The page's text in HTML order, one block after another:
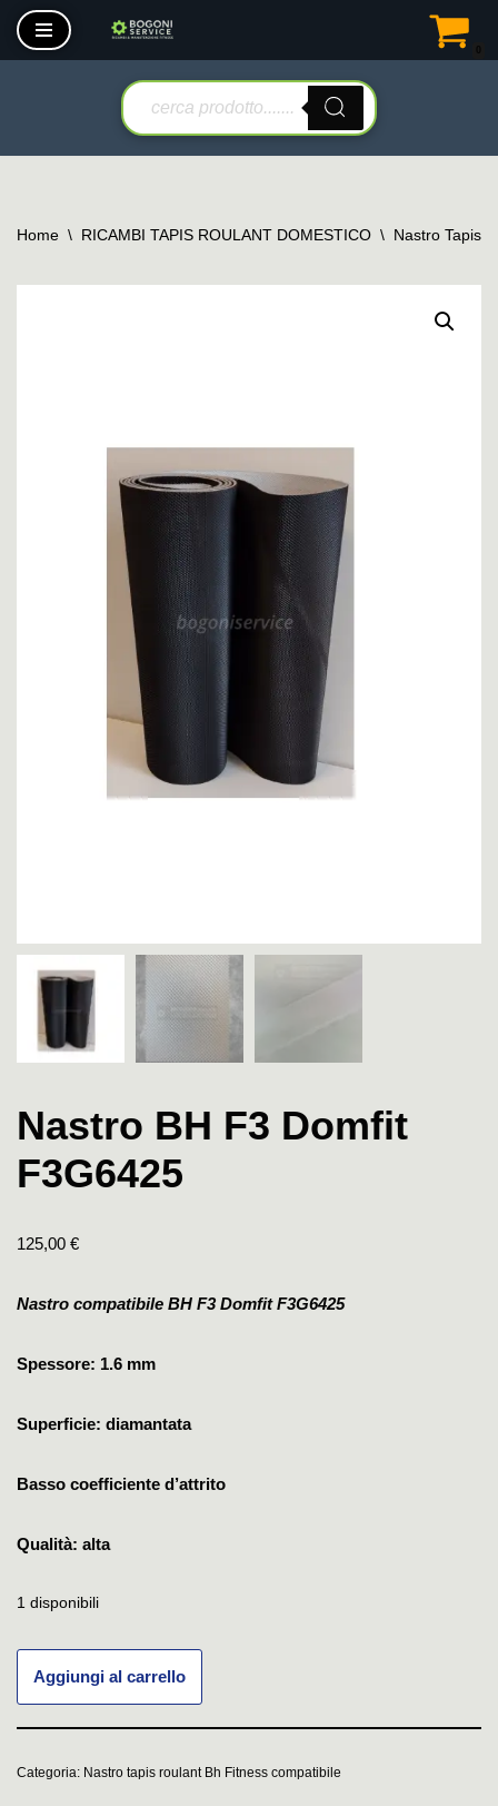
Vai
Home \ RICAMBI TAPIS ROULANT DOMESTICO \ Nastro Tapis
Nastro BH F3 Domfit
F3G6425
125,00 €
Nastro compatibile BH F3 Domfit F3G6425
Spessore: 1.6 mm
Superficie: diamantata
Basso coefficiente d’attrito
Qualità: alta
1 disponibili
Aggiungi al carrello
Categoria: Nastro tapis roulant Bh Fitness compatibile